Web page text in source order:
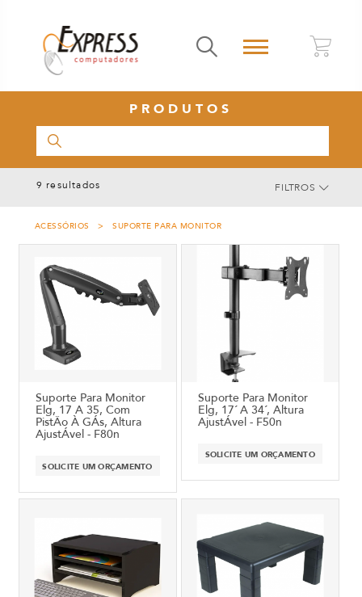
PRODUTOS
9 resultados FILTROS
ACESSÓRIOS > SUPORTE PARA MONITOR
Suporte Para Monitor
Elg, 17 A 35, Com
PistÃo À GÁs, Altura
AjustÁvel - F80n
SOLICITE UM ORÇAMENTO
Suporte Para Monitor
Elg, 17´ A 34´, Altura
AjustÁvel - F50n
SOLICITE UM ORÇAMENTO